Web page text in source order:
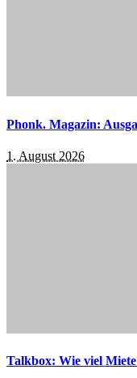
Phonk. Magazin:
1. August 2026
Talkbox: Wie viel